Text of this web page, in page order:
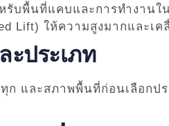
รับพื้นที่แคบและการทำงานใ
Lift) ให้ความสูงมากและเ
ะประเภท
และสภาพพื้นที่ก่อนเลือกป